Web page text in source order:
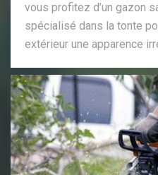
vous profitez d’un gazon
spécialisé dans la tonte
extérieur une apparence